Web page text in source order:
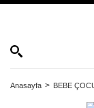
Anasayfa BEBE